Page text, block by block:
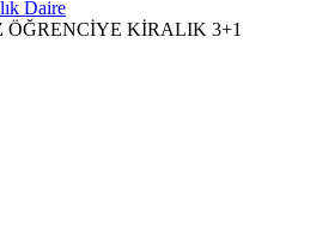
Daire
ÖĞRENCİYE KİRALIK 3+1